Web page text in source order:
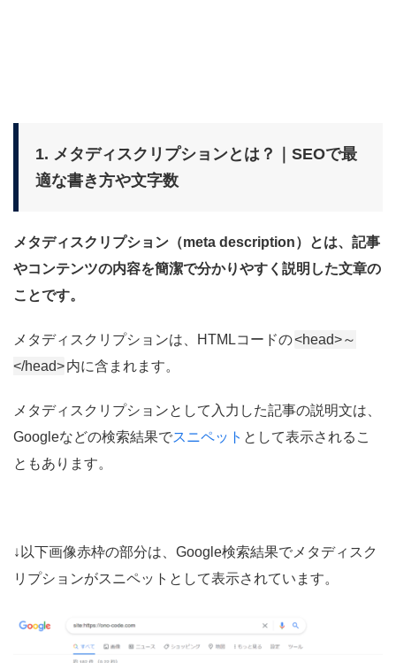
1. メタディスクリプションとは？｜SEOで最
適な書き方や文字数
メタディスクリプション（meta description）とは、記事
やコンテンツの内容を簡潔で分かりやすく説明した文章の
ことです。
メタディスクリプションは、HTMLコードの<head>～
</head>内に含まれます。
メタディスクリプションとして入力した記事の説明文は、
Googleなどの検索結果でスニペット として表示されるこ
ともあります。
↓以下画像赤枠の部分は、Google検索結果でメタディスク
リプションがスニペットとして表示されています。